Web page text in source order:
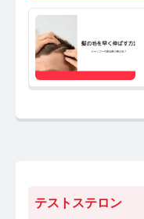
テストステロン